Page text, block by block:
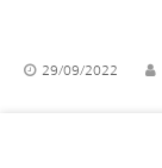
29/09/2022